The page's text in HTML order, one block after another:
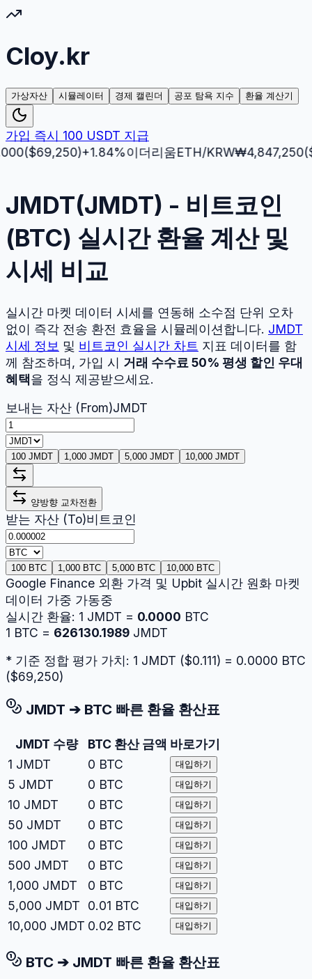
Cloy.kr
가상자산 시뮬레이터 경제 캘린더 공포 탐욕 지수 환율 계산기
가입 즉시 100 USDT 지급
69,250)+1.84%이더리움ETH/KRW₩4,847,250($
JMDT(JMDT) - 비트코인
(BTC) 실시간 환율 계산 및
시세 비교
실시간 마켓 데이터 시세를 연동해 소수점 단위 오차
없이 즉각 전송 환전 효율을 시뮬레이션합니다. JMDT
시세 정보 및 비트코인 실시간 차트 지표 데이터를 함
께 참조하며, 가입 시 거래 수수료 50% 평생 할인 우대
혜택을 정식 제공받으세요.
보내는 자산 (From)JMDT
100 JMDT 1,000 JMDT 5,000 JMDT 10,000 JMDT
양방향 교차전환
받는 자산 (To)비트코인
100 BTC 1,000 BTC 5,000 BTC 10,000 BTC
Google Finance 외환 가격 및 Upbit 실시간 원화 마켓
데이터 가중 가동중
실시간 환율: 1 JMDT = 0.0000 BTC
1 BTC = 626130.1989 JMDT
* 기준 정합 평가 가치: 1 JMDT ($0.111) = 0.0000 BTC
($69,250)
JMDT ➔ BTC 빠른 환율 환산표
JMDT 수량 BTC 환산 금액 바로가기
1 JMDT 0 BTC 대입하기
5 JMDT 0 BTC 대입하기
10 JMDT 0 BTC 대입하기
50 JMDT 0 BTC 대입하기
100 JMDT 0 BTC 대입하기
500 JMDT 0 BTC 대입하기
1,000 JMDT 0 BTC 대입하기
5,000 JMDT 0.01 BTC 대입하기
10,000 JMDT 0.02 BTC 대입하기
BTC ➔ JMDT 빠른 환율 환산표